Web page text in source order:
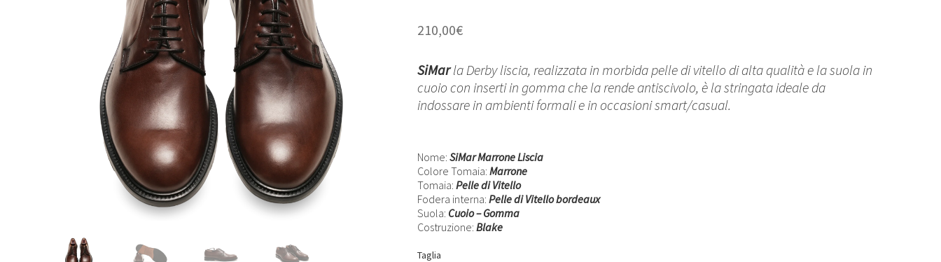
210,00€
SiMar la Derby liscia, realizzata in morbida pelle di vitello di alta qualità e la suola in
cuoio con inserti in gomma che la rende antiscivolo, è la stringata ideale da
indossare in ambienti formali e in occasioni smart/casual.
Nome: SiMar Marrone Liscia
Colore Tomaia: Marrone
Tomaia: Pelle di Vitello
Fodera interna: Pelle di Vitello bordeaux
Suola: Cuoio – Gomma
Costruzione: Blake
Taglia